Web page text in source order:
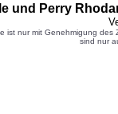
und Perry
nur mit Genehmigung
sind nur